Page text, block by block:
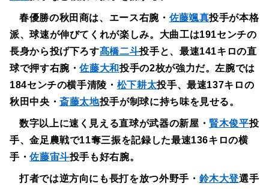
春優勝の秋田商は、エース右腕・ 佐藤颯真投手が本格
派、球速が伸びてくれが楽しみ。大曲工は191センチの
長身から投げ下ろす髙橋二斗投手と、最速141キロの直
球で押す右腕・佐藤大和投手の2枚が強力だ。左腕では
184センチの横手清陵・ 松下耕太投手、最速137キロの
秋田中央・斎藤太地投手が制球に持ち味を見せる。
数字以上に速く見える直球が武器の新屋・ 賢木俊平投
手、金足農戦で11奪三振を記録した最速136キロの横
手・佐藤宙斗投手も好右腕。
打者では逆方向にも長打を放つ外野手・ 鈴木大登選手